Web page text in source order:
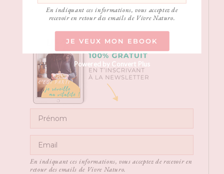
Inscrivez-vous
En indiquant ces informations, vous acceptez de recevoir en
retour des emails de Vivre Naturo.
En indiquant ces informations, vous acceptez de
recevoir en retour des emails de Vivre Naturo.
JE VEUX MON EBOOK
Powered by Convert Plus